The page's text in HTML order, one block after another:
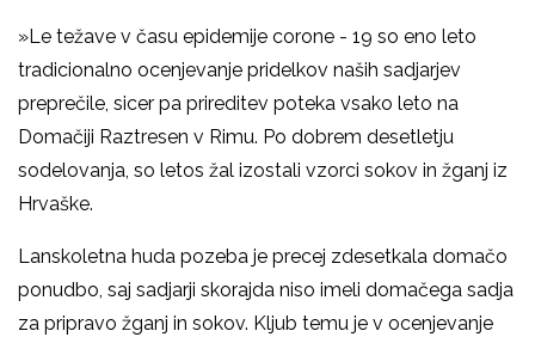
»Le težave v času epidemije corone - 19 so eno leto
tradicionalno ocenjevanje pridelkov naših sadjarjev
preprečile, sicer pa prireditev poteka vsako leto na
Domačiji Raztresen v Rimu. Po dobrem desetletju
sodelovanja, so letos žal izostali vzorci sokov in žganj iz
Hrvaške.
Lanskoletna huda pozeba je precej zdesetkala domačo
ponudbo, saj sadjarji skorajda niso imeli domačega sadja
za pripravo žganj in sokov. Kljub temu je v ocenjevanje